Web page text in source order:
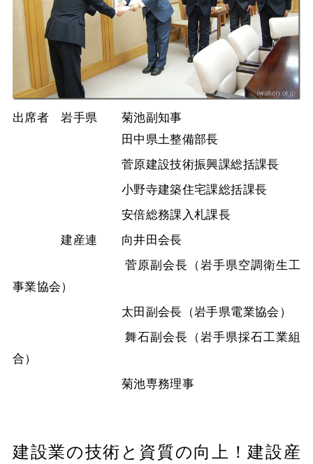
出席者 岩手県 菊池副知事
田中県土整備部長
菅原建設技術振興課総括課長
小野寺建築住宅課総括課長
安倍総務課入札課長
建産連 向井田会長
菅原副会長（岩手県空調衛生工
事業協会）
太田副会長（岩手県電業協会）
舞石副会長（岩手県採石工業組
合）
菊池専務理事
建設業の技術と資質の向上！建設産